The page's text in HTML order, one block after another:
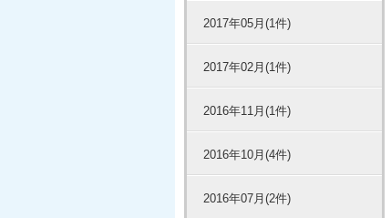
2017年05月(1件)
2017年02月(1件)
2016年11月(1件)
2016年10月(4件)
2016年07月(2件)